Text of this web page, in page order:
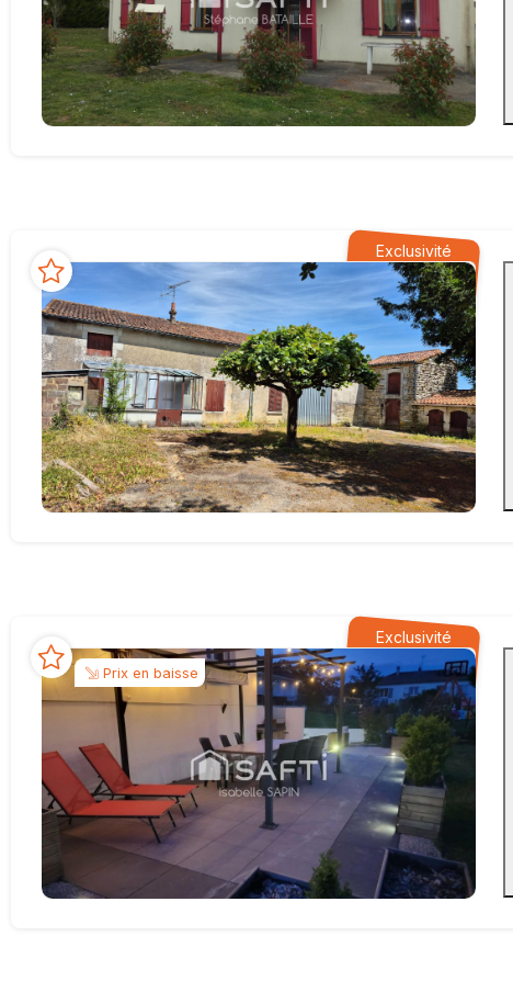
Exclusivité
Exclusivité
Prix en baisse